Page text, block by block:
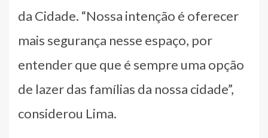
da Cidade. “Nossa intenção é oferecer
mais segurança nesse espaço, por
entender que que é sempre uma opção
de lazer das famílias da nossa cidade”,
considerou Lima.